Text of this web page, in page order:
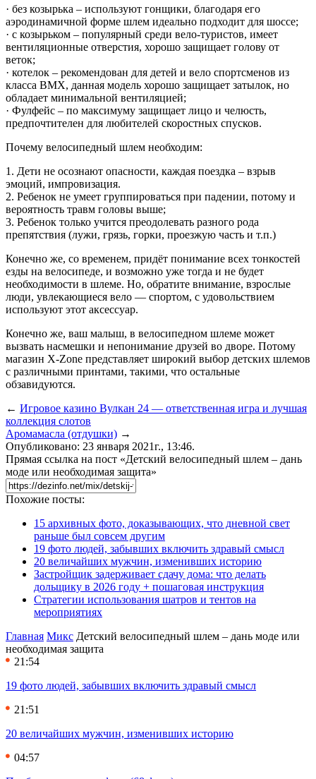
· без козырька – используют гонщики, благодаря его
аэродинамичной форме шлем идеально подходит для шоссе;
· с козырьком – популярный среди вело-туристов, имеет
вентиляционные отверстия, хорошо защищает голову от
веток;
· котелок – рекомендован для детей и вело спортсменов из
класса ВМХ, данная модель хорошо защищает затылок, но
обладает минимальной вентиляцией;
· Фулфейс – по максимуму защищает лицо и челюсть,
предпочтителен для любителей скоростных спусков.
Почему велосипедный шлем необходим:
1. Дети не осознают опасности, каждая поездка – взрыв
эмоций, импровизация.
2. Ребенок не умеет группироваться при падении, потому и
вероятность травм головы выше;
3. Ребенок только учится преодолевать разного рода
препятствия (лужи, грязь, горки, проезжую часть и т.п.)
Конечно же, со временем, придёт понимание всех тонкостей
езды на велосипеде, и возможно уже тогда и не будет
необходимости в шлеме. Но, обратите внимание, взрослые
люди, увлекающиеся вело — спортом, с удовольствием
используют этот аксессуар.
Конечно же, ваш малыш, в велосипедном шлеме может
вызвать насмешки и непонимание друзей во дворе. Потому
магазин X-Zone представляет широкий выбор детских шлемов
с различными принтами, такими, что остальные
обзавидуются.
← Игровое казино Вулкан 24 — ответственная игра и лучшая
коллекция слотов
Аромамасла (отдушки) →
Опубликовано: 23 января 2021г., 13:46.
Прямая ссылка на пост «Детский велосипедный шлем – дань
моде или необходимая защита»
Похожие посты:
15 архивных фото, доказывающих, что дневной свет
раньше был совсем другим
19 фото людей, забывших включить здравый смысл
20 величайших мужчин, изменивших историю
Застройщик задерживает сдачу дома: что делать
дольщику в 2026 году + пошаговая инструкция
Стратегии использования шатров и тентов на
мероприятиях
Главная Микс Детский велосипедный шлем – дань моде или
необходимая защита
21:54
19 фото людей, забывших включить здравый смысл
21:51
20 величайших мужчин, изменивших историю
04:57